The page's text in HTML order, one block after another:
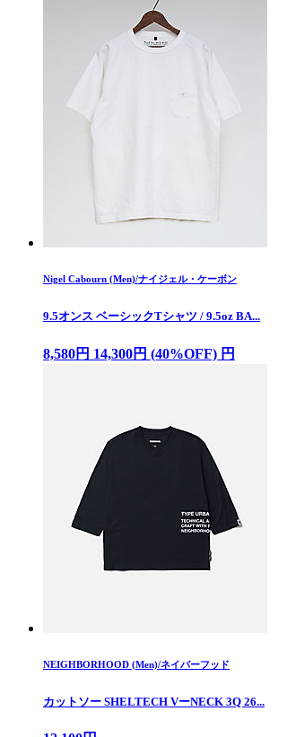
Nigel Cabourn (Men)/ナイジェル・ケーボン
9.5オンス ベーシックTシャツ / 9.5oz BA...
8,580円 14,300円 (40%OFF) 円
NEIGHBORHOOD (Men)/ネイバーフッド
カットソー SHELTECH VーNECK 3Q 26...